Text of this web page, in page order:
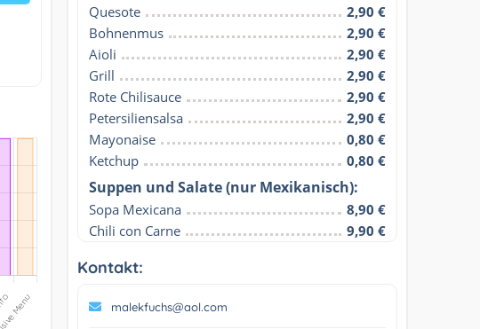
Quesote
2,90 €
Bohnenmus
2,90 €
Aioli
2,90 €
Grill
2,90 €
Rote Chilisauce
2,90 €
Petersiliensalsa
2,90 €
Mayonaise
0,80 €
Ketchup
0,80 €
Suppen und Salate (nur Mexikanisch):
Sopa Mexicana
8,90 €
Chili con Carne
9,90 €
Kontakt:
malekfuchs@aol.com